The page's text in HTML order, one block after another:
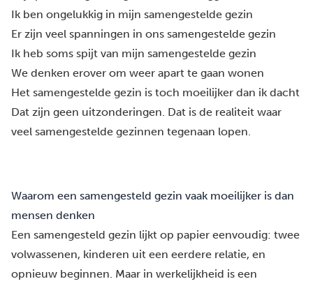
Ik ben ongelukkig in mijn samengestelde gezin
Er zijn veel spanningen in ons samengestelde gezin
Ik heb soms spijt van mijn samengestelde gezin
We denken erover om weer apart te gaan wonen
Het samengestelde gezin is toch moeilijker dan ik dacht
Dat zijn geen uitzonderingen. Dat is de realiteit waar
veel samengestelde gezinnen tegenaan lopen.
Waarom een samengesteld gezin vaak moeilijker is dan
mensen denken
Een samengesteld gezin lijkt op papier eenvoudig: twee
volwassenen, kinderen uit een eerdere relatie, en
opnieuw beginnen. Maar in werkelijkheid is een